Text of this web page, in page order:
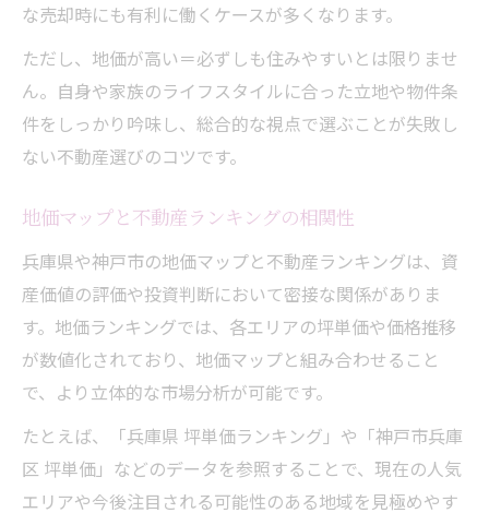
な売却時にも有利に働くケースが多くなります。
ただし、地価が高い＝必ずしも住みやすいとは限りませ
ん。自身や家族のライフスタイルに合った立地や物件条
件をしっかり吟味し、総合的な視点で選ぶことが失敗し
ない不動産選びのコツです。
地価マップと不動産ランキングの相関性
兵庫県や神戸市の地価マップと不動産ランキングは、資
産価値の評価や投資判断において密接な関係がありま
す。地価ランキングでは、各エリアの坪単価や価格推移
が数値化されており、地価マップと組み合わせること
で、より立体的な市場分析が可能です。
たとえば、「兵庫県 坪単価ランキング」や「神戸市兵庫
区 坪単価」などのデータを参照することで、現在の人気
エリアや今後注目される可能性のある地域を見極めやす